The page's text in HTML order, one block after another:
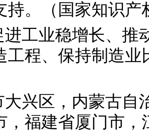
持。（国家知识产
进工业稳增长、推
工程、保持制造
大兴区，内蒙古自
，福建省厦门市